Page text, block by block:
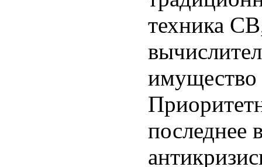
техника
имущество
последнее